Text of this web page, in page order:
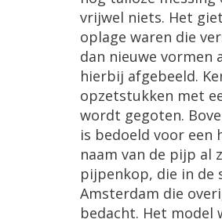
vrijwel niets. Het
oplage waren die
dan nieuwe vormen
hierbij afgebeeld.
opzetstukken met
wordt gegoten.
is bedoeld voor een
naam van de pijp al
pijpenkop, die in de
Amsterdam die
bedacht. Het model